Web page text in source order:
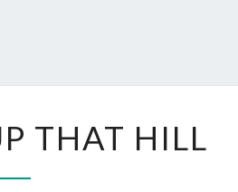
UP
HILL
THAT HILL